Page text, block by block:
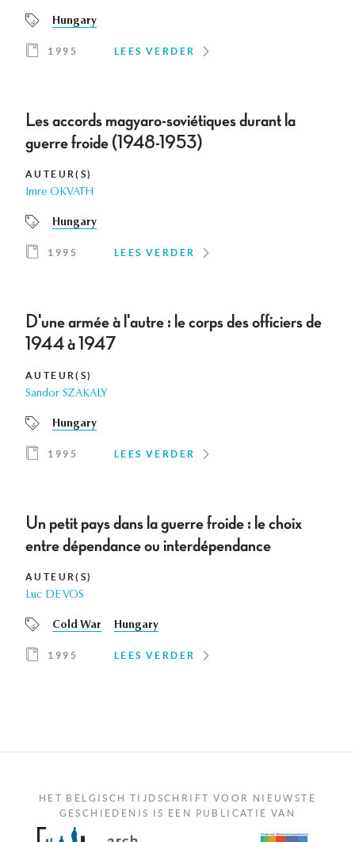
Hungary
1995 LEES VERDER
Les accords magyaro-soviétiques durant la
guerre froide (1948-1953)
AUTEUR(S)
Imre OKVATH
Hungary
1995 LEES VERDER
D'une armée à l'autre : le corps des officiers de
1944 à 1947
AUTEUR(S)
Sandor SZAKALY
Hungary
1995 LEES VERDER
Un petit pays dans la guerre froide : le choix
entre dépendance ou interdépendance
AUTEUR(S)
Luc DE VOS
Cold War Hungary
1995 LEES VERDER
HET BELGISCH TIJDSCHRIFT VOOR NIEUWSTE
GESCHIEDENIS IS EEN PUBLICATIE VAN